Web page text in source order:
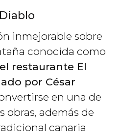
inmejorable sobre
conocida como
el restaurante El
por César
en una de
obras, además de
canaria